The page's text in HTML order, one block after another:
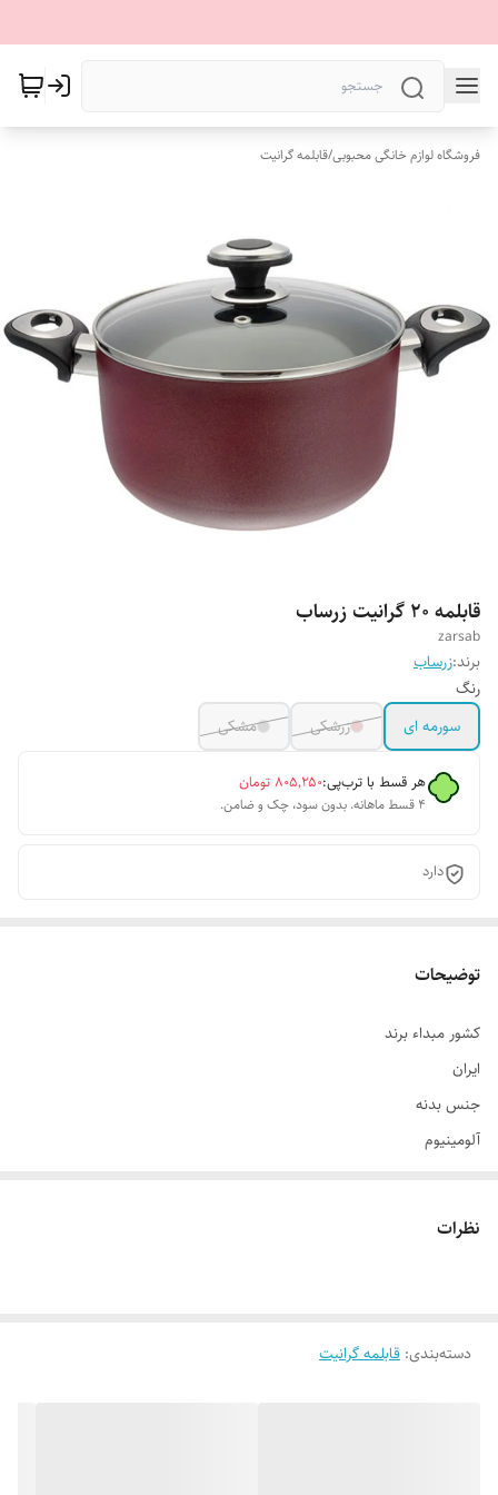
فروشگاه لوازم خانگی محبوبی/قابلمه گرانیت
قابلمه 20 گرانیت زرساب
zarsab
برند:زرساب
رنگ
سورمه ای
زرشکی مشکی
هر قسط با ترب‌پی:۸۰۵٬۲۵۰ تومان
۴ قسط ماهانه. بدون سود، چک و ضامن.
دارد
توضیحات
کشور مبداء برند
ایران
جنس بدنه
آلومینیوم
تعداد دسته
باکالیت
نظرات
دسته‌بندی: قابلمه گرانیت